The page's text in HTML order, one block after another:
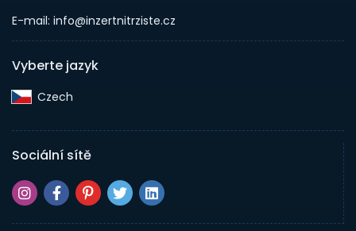
E-mail: info@inzertnitrziste.cz
Vyberte jazyk
Czech‎
Sociální sítě